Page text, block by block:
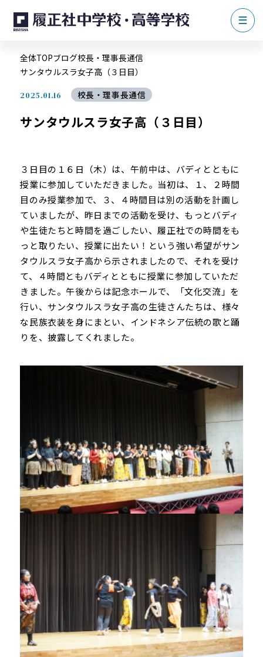
全体TOPブログ校長・理事長通信
サンタウルスラ女子高（３日目）
2025.01.16 校長・理事長通信
サンタウルスラ女子高（３日目）
３日目の１６日（木）は、午前中は、バディとともに
授業に参加していただきました。当初は、１、２時間
目のみ授業参加で、３、４時間目は別の活動を計画し
ていましたが、昨日までの活動を受け、もっとバディ
や生徒たちと時間を過ごしたい、履正社での時間をも
っと取りたい、授業に出たい！という強い希望がサン
タウルスラ女子高から示されましたので、それを受け
て、４時間ともバディとともに授業に参加していただ
きました。午後からは記念ホールで、「文化交流」を
行い、サンタウルスラ女子高の生徒さんたちは、様々
な民族衣装を身にまとい、インドネシア伝統の歌と踊
りを、披露してくれました。